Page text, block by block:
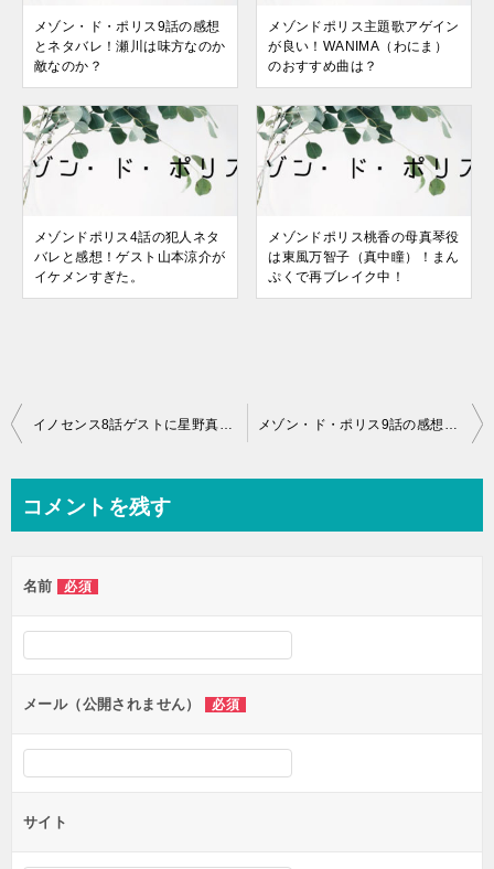
メゾン・ド・ポリス9話の感想
とネタバレ！瀬川は味方なのか
敵なのか？
メゾンドポリス主題歌アゲイン
が良い！WANIMA（わにま）
のおすすめ曲は？
メゾンドポリス4話の犯人ネタ
バレと感想！ゲスト山本涼介が
イケメンすぎた。
メゾンドポリス桃香の母真琴役
は東風万智子（真中瞳）！まん
ぷくで再ブレイク中！
投
ビ
ー
シ
ン
イノセンス8話ゲストに星野真里！式根大充の娘・松ケ下玲子役を好演！ メゾン・ド・ポリス9話の感想とネタバレ！瀬川は味方なのか敵なのか？
コメントを残す
名前 必須
メール（公開されません） 必須
サイト